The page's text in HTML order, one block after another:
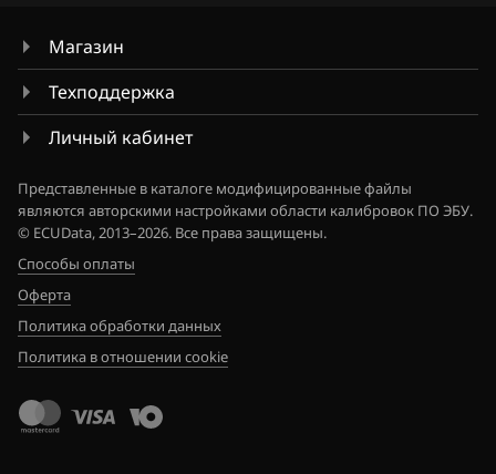
Магазин
Техподдержка
Личный кабинет
Представленные в каталоге модифицированные файлы
являются авторскими настройками области калибровок ПО ЭБУ.
© ECUData, 2013–2026. Все права защищены.
Способы оплаты
Оферта
Политика обработки данных
Политика в отношении cookie